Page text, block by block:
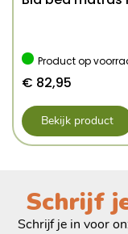
Product op
€ 82,95
Bekijk product
Schrijf
Schrijf je in voor